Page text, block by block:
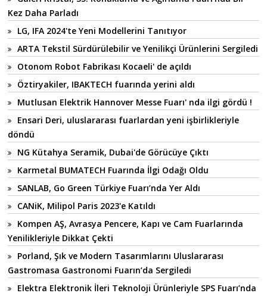
Kez Daha Parladı
LG, IFA 2024'te Yeni Modellerini Tanıtıyor
ARTA Tekstil Sürdürülebilir ve Yenilikçi Ürünlerini Sergiledi
Otonom Robot Fabrikası Kocaeli' de açıldı
Öztiryakiler, IBAKTECH fuarında yerini aldı
Mutlusan Elektrik Hannover Messe Fuarı' nda ilgi gördü !
Ensari Deri, uluslararası fuarlardan yeni işbirlikleriyle
döndü
NG Kütahya Seramik, Dubai'de Görücüye Çıktı
Karmetal BUMATECH Fuarında İlgi Odağı Oldu
SANLAB, Go Green Türkiye Fuarı’nda Yer Aldı
CANiK, Milipol Paris 2023'e Katıldı
Kompen AŞ, Avrasya Pencere, Kapı ve Cam Fuarlarında
Yenilikleriyle Dikkat Çekti
Porland, Şık ve Modern Tasarımlarını Uluslararası
Gastromasa Gastronomi Fuarın’da Sergiledi
Elektra Elektronik İleri Teknoloji Ürünleriyle SPS Fuarı’nda